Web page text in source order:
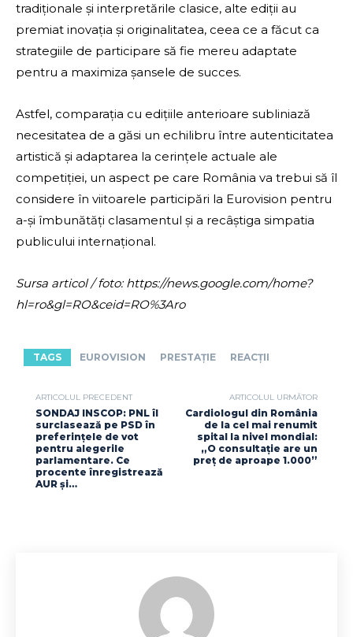
tradiționale și interpretările clasice, alte ediții au
premiat inovația și originalitatea, ceea ce a făcut ca
strategiile de participare să fie mereu adaptate
pentru a maximiza șansele de succes.
Astfel, comparația cu edițiile anterioare subliniază
necesitatea de a găsi un echilibru între autenticitatea
artistică și adaptarea la cerințele actuale ale
competiției, un aspect pe care România va trebui să îl
considere în viitoarele participări la Eurovision pentru
a-și îmbunătăți clasamentul și a recâștiga simpatia
publicului internațional.
Sursa articol / foto: https://news.google.com/home?
hl=ro&gl=RO&ceid=RO%3Aro
TAGS EUROVISION PRESTAȚIE REACȚII
ARTICOLUL PRECEDENT
SONDAJ INSCOP: PNL îl
surclasează pe PSD în
preferințele de vot
pentru alegerile
parlamentare. Ce
procente înregistrează
AUR și…
ARTICOLUL URMĂTOR
Cardiologul din România
de la cel mai renumit
spital la nivel mondial:
„O consultație are un
preț de aproape 1.000”